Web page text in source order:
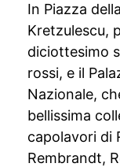
In Piazza
Kretzulescu,
diciottesimo
rossi, e il
Nazionale,
bellissima
capolavori di
Rembrandt,